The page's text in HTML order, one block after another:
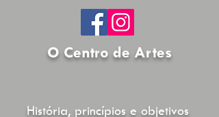
O Centro de Artes
História, princípios e objetivos